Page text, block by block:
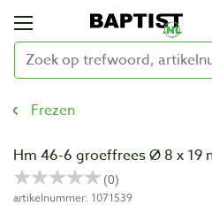
Frezen
Hm 46-6 groeffrees Ø 8 x 19
artikelnummer: 1071539